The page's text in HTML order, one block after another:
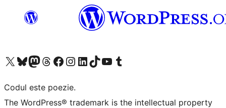
Mergi la contul nostru X (fost Twitter)
Vizitează contul nostru Bluesky
Vizitează contul nostru Mastodon
Vizitează contul nostru Threads
Vizitează pagina noastră Facebook
Vizitează-ne pe Instagram
Vizitează-ne pe LinkedIn
Vizitează contul nostru TikTok
Vizitează canalul nostru YouTube
Vizitează contul nostru Tumblr
Codul este poezie.
The WordPress® trademark is the intellectual property